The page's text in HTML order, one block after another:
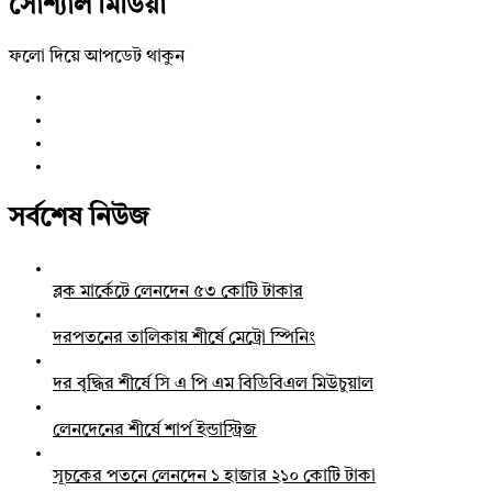
সোশ্যাল মিডিয়া
ফলো দিয়ে আপডেট থাকুন
সর্বশেষ নিউজ
ব্লক মার্কেটে লেনদেন ৫৩ কোটি টাকার
দরপতনের তালিকায় শীর্ষে মেট্রো স্পিনিং
দর বৃদ্ধির শীর্ষে সি এ পি এম বিডিবিএল মিউচুয়াল
লেনদেনের শীর্ষে শার্প ইন্ডাস্ট্রিজ
সূচকের পতনে লেনদেন ১ হাজার ২১০ কোটি টাকা